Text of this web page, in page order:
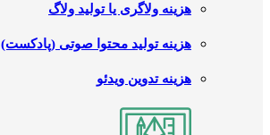
هزینه ولاگری یا تولید ولاگ
هزینه تولید محتوا صوتی (پادکست)
هزینه تدوین ویدئو